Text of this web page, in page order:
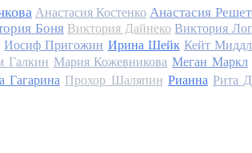
Анастасия Костенко Анастасия
Боня Виктория Дайнеко Виктория
Иосиф Пригожин Ирина Шейк Кейт
Галкин Мария Кожевникова Меган Маркл
Гагарина Прохор Шаляпин Рианна Рита